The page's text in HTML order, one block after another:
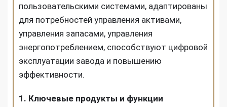
пользовательскими системами, адаптированы
для потребностей управления активами,
управления запасами, управления
энергопотреблением, способствуют цифровой
эксплуатации завода и повышению
эффективности.
1. Ключевые продукты и функции